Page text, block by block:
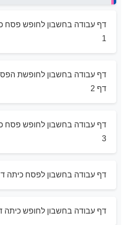
דף עבודה בחשבון לחופש פסח
1
דף עבודה בחשבון לחופשת
דף 2
דף עבודה בחשבון לחופש פסח
3
דף עבודה בחשבון לפסח כיתה ד
דף עבודה בחשבון לחופש כיתה